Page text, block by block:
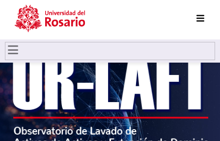
Pasar al contenido principal